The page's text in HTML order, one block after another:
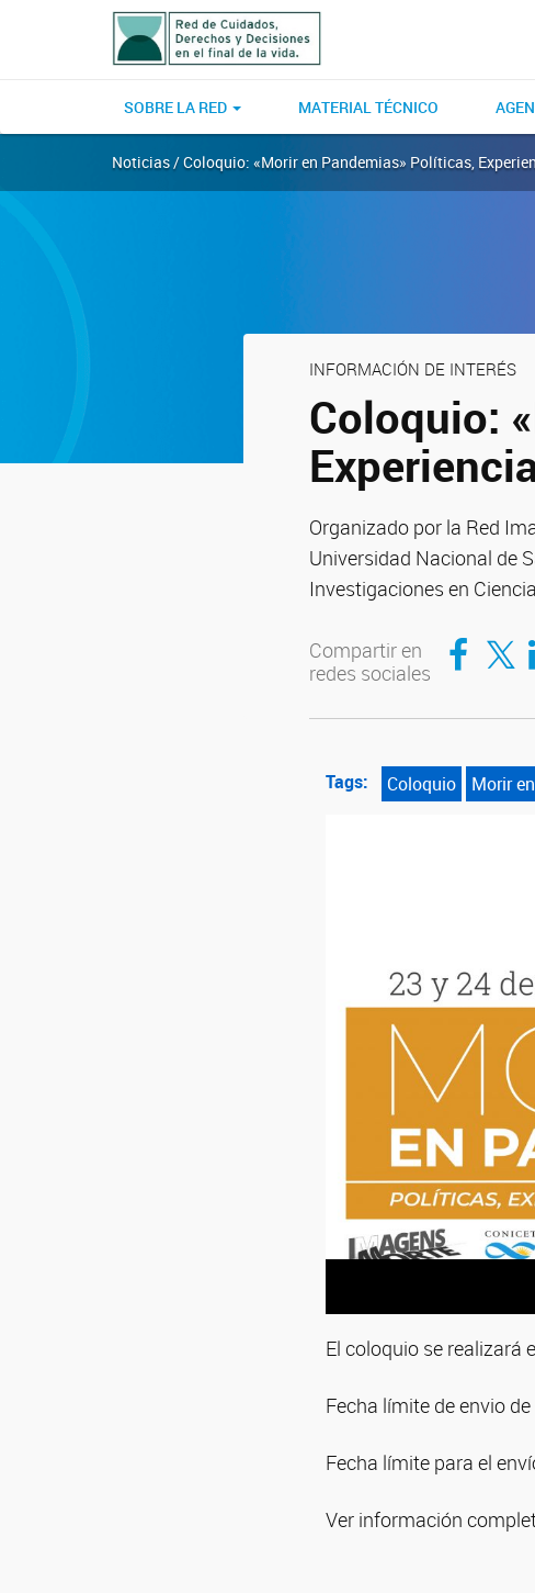
SOBRE LA RED MATERIAL TÉCNICO
Noticias / Coloquio: «Morir en Pandemias» Políticas,
INFORMACIÓN DE INTERÉS
Coloquio:
Organizado por la Red
Universidad Nacional de
Investigaciones en
Compartir en
redes sociales
Compartir en Facebook Compartir en Twitter Compartir en LinkedIn
Tags: Coloquio Morir
El coloquio se realizará
Fecha límite de envio
Fecha límite para el
Ver información